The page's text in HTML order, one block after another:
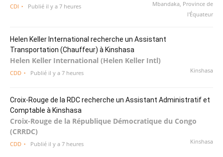
Mbandaka, Province de
l'Équateur
CDI Publié il y a 7 heures
Helen Keller International recherche un Assistant
Transportation (Chauffeur) à Kinshasa
Helen Keller International (Helen Keller Intl)
Kinshasa
CDD Publié il y a 7 heures
Croix-Rouge de la RDC recherche un Assistant Administratif et
Comptable à Kinshasa
Croix-Rouge de la République Démocratique du Congo
(CRRDC)
Kinshasa
CDD Publié il y a 7 heures